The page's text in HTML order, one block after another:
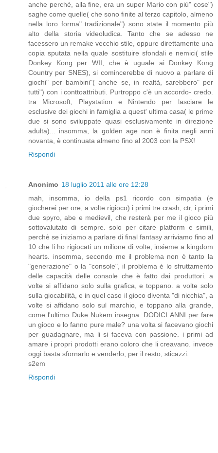
anche perché, alla fine, era un super Mario con più" cose")
saghe come quelle( che sono finite al terzo capitolo, almeno
nella loro forma" tradizionale") sono state il momento più
alto della storia videoludica. Tanto che se adesso ne
facessero un remake vecchio stile, oppure direttamente una
copia sputata nella quale sostituire sfondali e nemici( stile
Donkey Kong per WII, che è uguale ai Donkey Kong
Country per SNES), si comincerebbe di nuovo a parlare di
giochi" per bambini"( anche se, in realtà, sarebbero" per
tutti") con i conttoattributi. Purtroppo c'è un accordo- credo.
tra Microsoft, Playstation e Nintendo per lasciare le
esclusive dei giochi in famiglia a quest' ultima casa( le prime
due si sono sviluppate quasi esclusivamente in direzione
adulta)... insomma, la golden age non è finita negli anni
novanta, è continuata almeno fino al 2003 con la PSX!
Rispondi
Anonimo 18 luglio 2011 alle ore 12:28
mah, insomma, io della ps1 ricordo con simpatia (e
giocherei per ore, a volte rigioco) i primi tre crash, ctr, i primi
due spyro, abe e medievil, che resterà per me il gioco più
sottovalutato di sempre. solo per citare platform e simili,
perchè se iniziamo a parlare di final fantasy arriviamo fino al
10 che li ho rigiocati un milione di volte, insieme a kingdom
hearts. insomma, secondo me il problema non è tanto la
"generazione" o la "console", il problema è lo sfruttamento
delle capacità delle console che è fatto dai produttori. a
volte si affidano solo sulla grafica, e toppano. a volte solo
sulla giocabilità, e in quel caso il gioco diventa "di nicchia", a
volte si affidano solo sul marchio, e toppano alla grande,
come l'ultimo Duke Nukem insegna. DODICI ANNI per fare
un gioco e lo fanno pure male? una volta si facevano giochi
per guadagnare, ma li si faceva con passione. i primi ad
amare i propri prodotti erano coloro che li creavano. invece
oggi basta sfornarlo e venderlo, per il resto, sticazzi.
s2em
Rispondi